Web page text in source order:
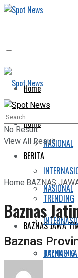
Home
BERITA
NASIONAL
TRENDING
BAZNAS JAWA
BAZNAS
Home
BERITA
NASIONAL
TRENDING
No Result
View All Result
HomeBAZNAS
Baznas
Baznas